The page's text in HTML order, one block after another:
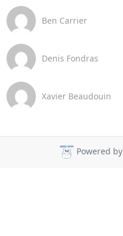
Ben Carrier
Denis Fondras
Xavier Beaudouin
Powered by